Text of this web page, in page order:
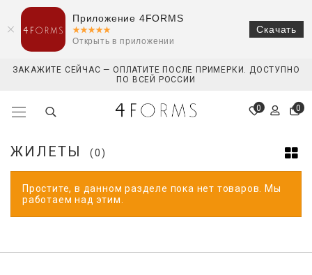
ЗАКАЖИТЕ СЕЙЧАС — ОПЛАТИТЕ ПОСЛЕ ПРИМЕРКИ. ДОСТУПНО
ПО ВСЕЙ РОССИИ
0 0
ЖИЛЕТЫ (0)
Простите, в данном разделе пока нет товаров. Мы
работаем над этим.
Приложение 4FORMS
Открыть в приложении
Скачать